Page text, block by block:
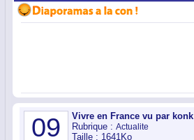
09
Vivre en France vu par konk
Rubrique : Actualite
Taille : 1641Ko